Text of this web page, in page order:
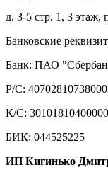
д. 3-5 стр. 1, 3 этаж,
Банковские
Банк: ПАО
Р/С:
К/С:
БИК: 044525225
ИП Кигинько